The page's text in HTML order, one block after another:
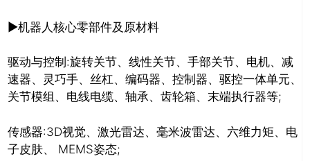
▶机器人核心零部件及原材料
驱动与控制:旋转关节、线性关节、手部关节、电机、减
速器、灵巧手、丝杠、编码器、控制器、驱控一体单元、
关节模组、电线电缆、轴承、齿轮箱、末端执行器等;
传感器:3D视觉、激光雷达、毫米波雷达、六维力矩、电
子皮肤、 MEMS姿态;